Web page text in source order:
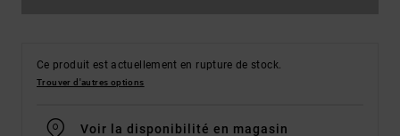
Ce produit est actuellement en rupture de stock.
Trouver d'autres options
Voir la disponibilité en magasin